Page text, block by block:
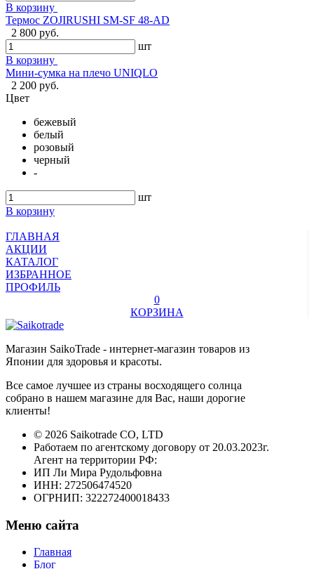
В корзину
Термос ZOJIRUSHI SM-SF 48-AD
2 800 руб.
шт
В корзину
Мини-сумка на плечо UNIQLO
2 200 руб.
Цвет
бежевый
белый
розовый
черный
-
шт
В корзину
ГЛАВНАЯ
АКЦИИ
КАТАЛОГ
ИЗБРАННОЕ
ПРОФИЛЬ
0
КОРЗИНА
Магазин SaikoTrade - интернет-магазин товаров из
Японии для здоровья и красоты.
Все самое лучшее из страны восходящего солнца
собрано в нашем магазине для Вас, наши дорогие
клиенты!
© 2026 Saikotrade CO, LTD
Работаем по агентскому договору от 20.03.2023г.
Агент на территории РФ:
ИП Ли Мира Рудольфовна
ИНН: 272506474520
ОГРНИП: 322272400018433
Меню сайта
Главная
Блог